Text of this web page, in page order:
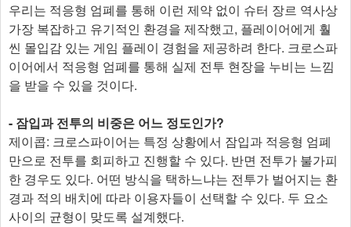
우리는 적응형 엄폐를 통해 이런 제약 없이 슈터 장르 역사상
가장 복잡하고 유기적인 환경을 제작했고, 플레이어에게 훨
씬 몰입감 있는 게임 플레이 경험을 제공하려 한다. 크로스파
이어에서 적응형 엄폐를 통해 실제 전투 현장을 누비는 느낌
을 받을 수 있을 것이다.
- 잠입과 전투의 비중은 어느 정도인가?
제이콥: 크로스파이어는 특정 상황에서 잠입과 적응형 엄폐
만으로 전투를 회피하고 진행할 수 있다. 반면 전투가 불가피
한 경우도 있다. 어떤 방식을 택하느냐는 전투가 벌어지는 환
경과 적의 배치에 따라 이용자들이 선택할 수 있다. 두 요소
사이의 균형이 맞도록 설계했다.